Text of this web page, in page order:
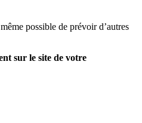
possible de prévoir d’autres
sur le site de votre